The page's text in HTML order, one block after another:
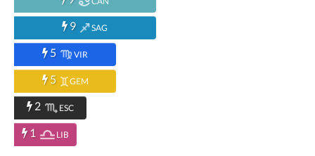
9 SAG
5 VIR
5 GEM
2 ESC
1 LIB